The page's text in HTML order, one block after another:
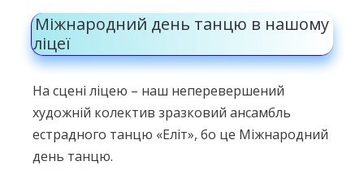
Міжнародний день танцю в нашому
ліцеї
На сцені ліцею – наш неперевершений
художній колектив зразковий ансамбль
естрадного танцю «Еліт», бо це Міжнародний
день танцю.